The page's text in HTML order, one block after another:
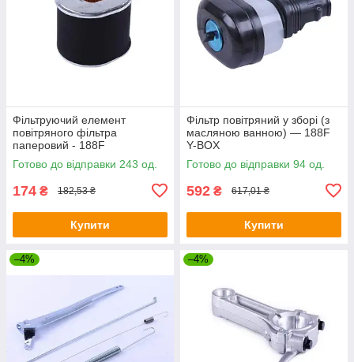
Фільтруючий елемент
повітряного фільтра
паперовий - 188F
Готово до відправки 243 од.
174 ₴ 182,53 ₴
Купити
Фільтр повітряний у зборі (з
масляною ванною) — 188F
Y-BOX
Готово до відправки 94 од.
592 ₴ 617,01 ₴
Купити
–4% –4%